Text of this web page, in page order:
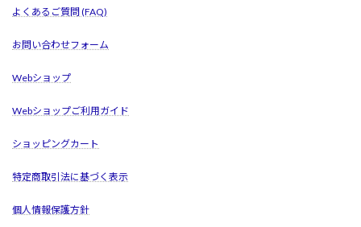
よくあるご質問 (FAQ)
お問い合わせフォーム
Webショップ
Webショップご利用ガイド
ショッピングカート
特定商取引法に基づく表示
個人情報保護方針